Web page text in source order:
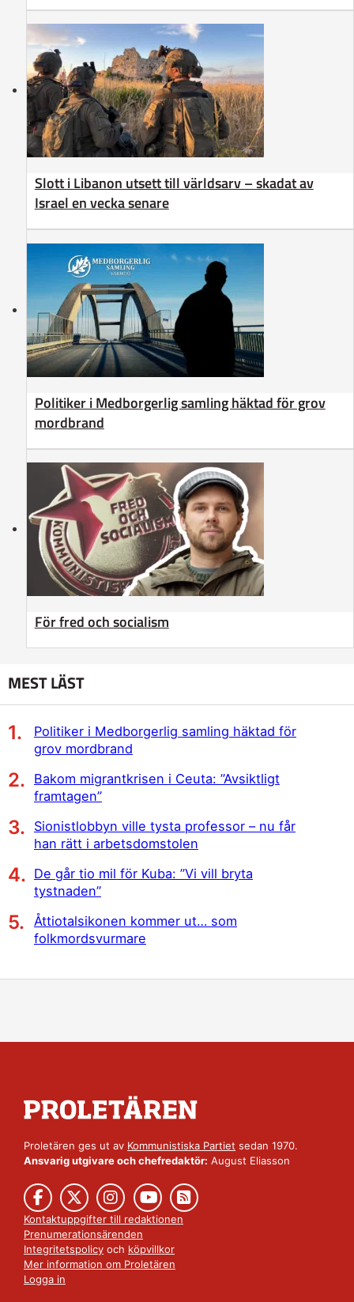
Slott i Libanon utsett till världsarv – skadat av
Israel en vecka senare
Politiker i Medborgerlig samling häktad för grov
mordbrand
För fred och socialism
MEST LÄST
Politiker i Medborgerlig samling häktad för
grov mordbrand
Bakom migrantkrisen i Ceuta: ”Avsiktligt
framtagen”
Sionistlobbyn ville tysta professor – nu får
han rätt i arbetsdomstolen
De går tio mil för Kuba: ”Vi vill bryta
tystnaden”
Åttiotalsikonen kommer ut… som
folkmordsvurmare
Proletären ges ut av Kommunistiska Partiet sedan 1970.
Ansvarig utgivare och chefredaktör: August Eliasson
Kontaktuppgifter till redaktionen
Prenumerationsärenden
Integritetspolicy och köpvillkor
Mer information om Proletären
Logga in